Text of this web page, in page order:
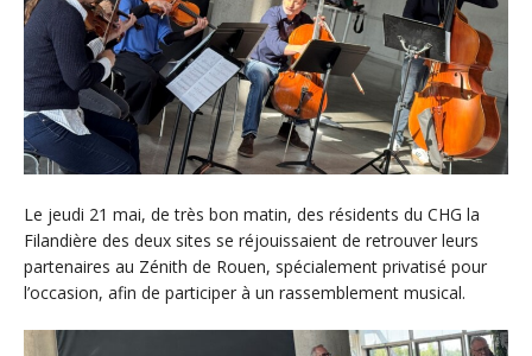
Le jeudi 21 mai, de très bon matin, des résidents du CHG la
Filandière des deux sites se réjouissaient de retrouver leurs
partenaires au Zénith de Rouen, spécialement privatisé pour
l’occasion, afin de participer à un rassemblement musical.